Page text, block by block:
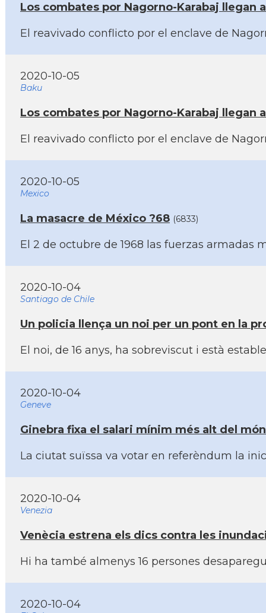
Los combates por Nagorno-Karabaj llegan
El reavivado conflicto por el enclave de
2020-10-05
Baku
Los combates por Nagorno-Karabaj llegan
El reavivado conflicto por el enclave de
2020-10-05
Mexico
La masacre de México ?68 (6833)
El 2 de octubre de 1968 las fuerzas
2020-10-04
Santiago de Chile
Un policia llença un noi per un pont en la
El noi, de 16 anys, ha sobreviscut i està
2020-10-04
Geneve
Ginebra fixa el salari mí­nim més alt del
La ciutat suïssa va votar en referèndum la
2020-10-04
Venezia
Venècia estrena els dics contra les
Hi ha també almenys 16 persones
2020-10-04